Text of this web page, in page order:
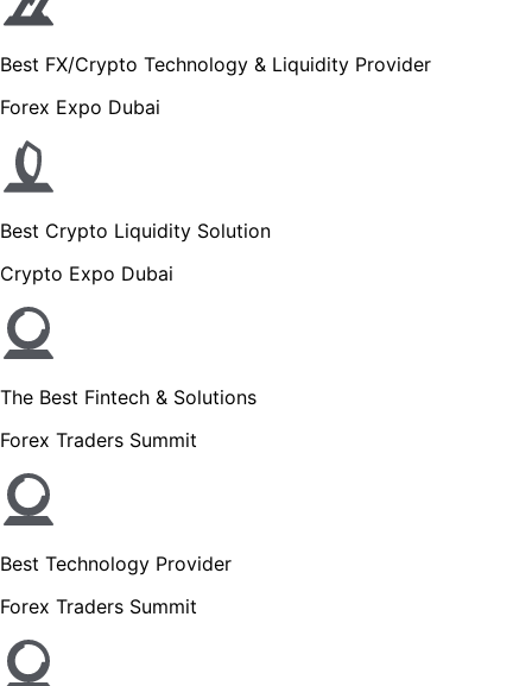
Best FX/Crypto Technology & Liquidity Provider
Forex Expo Dubai
Best Crypto Liquidity Solution
Crypto Expo Dubai
The Best Fintech & Solutions
Forex Traders Summit
Best Technology Provider
Forex Traders Summit